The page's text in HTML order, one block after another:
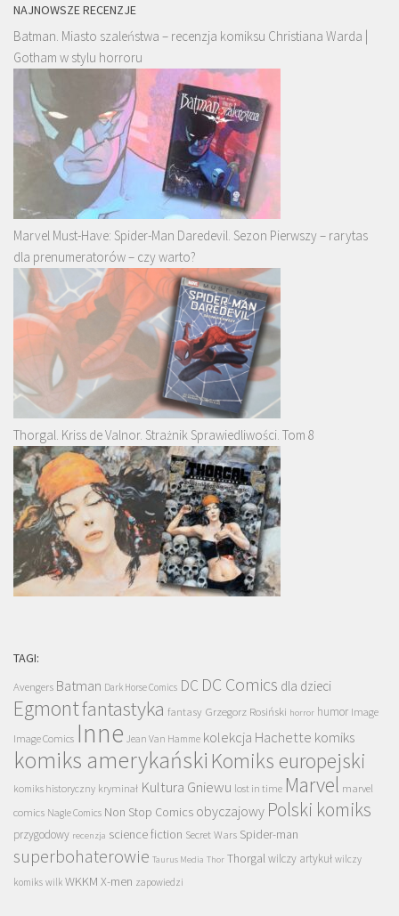
NAJNOWSZE RECENZJE
Batman. Miasto szaleństwa – recenzja komiksu Christiana Warda |
Gotham w stylu horroru
Marvel Must-Have: Spider-Man Daredevil. Sezon Pierwszy – rarytas
dla prenumeratorów – czy warto?
Thorgal. Kriss de Valnor. Strażnik Sprawiedliwości. Tom 8
TAGI:
Avengers Batman Dark Horse Comics DC DC Comics dla dzieci
Egmontfantastyka fantasy Grzegorz Rosiński horror humor Image
Image Comics Inne Jean Van Hamme kolekcja Hachette komiks
komiks amerykański Komiks europejski
komiks historyczny kryminał Kultura Gniewu lost in time Marvel marvel
comics Nagle Comics Non Stop Comics obyczajowy Polski komiks
przygodowy recenzja science fiction Secret Wars Spider-man
superbohaterowie Taurus Media Thor Thorgalwilczy artykuł wilczy
komiks wilk WKKM X-men zapowiedzi